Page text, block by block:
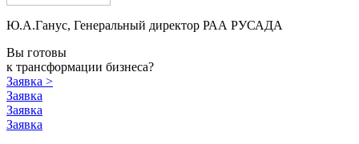
Ю.А.Ганус, Генеральный директор РАА РУСАДА
Вы готовы
к трансформации бизнеса?
Заявка >
Заявка
Заявка
Заявка